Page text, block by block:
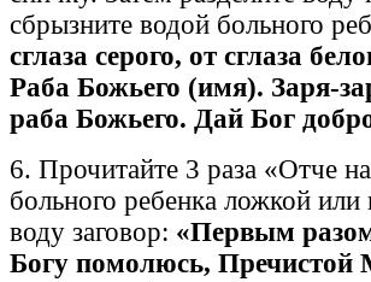
сбрызните водой больного
сглаза серого, от сглаза
Раба Божьего (имя). Заря-
раба Божьего. Дай Бог
6. Прочитайте 3 раза «Отче
больного ребенка ложкой или
воду заговор: «Первым
Богу помолюсь, Пречистой